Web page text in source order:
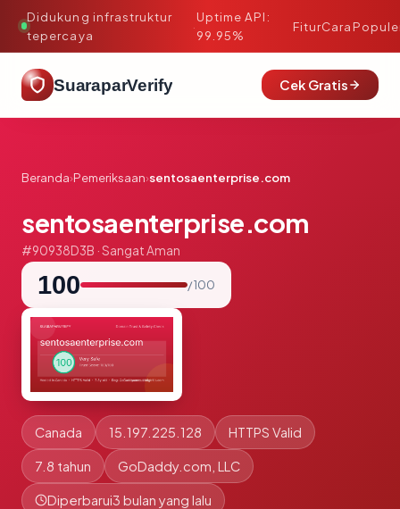
Didukung infrastruktur
tepercaya
·
Uptime API:
99.95%
FiturCara
SuaraparVerify Cek Gratis
Beranda›Pemeriksaan›sentosaenterprise.com
sentosaenterprise.com
#90938D3B · Sangat Aman
100 / 100
Canada 15.197.225.128 HTTPS Valid
7.8 tahun GoDaddy.com, LLC
Diperbarui3 bulan yang lalu